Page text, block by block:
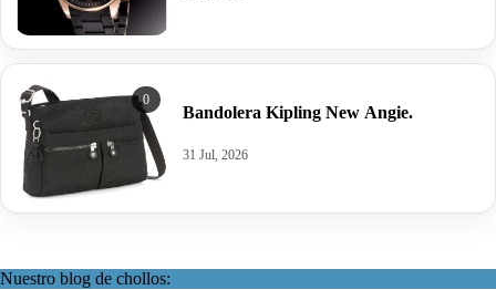
0
Bandolera Kipling New Angie.
31 Jul, 2026
Nuestro blog de chollos: